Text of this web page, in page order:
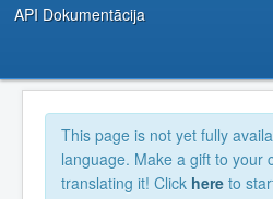
API Dokumentācija
This page is not yet fully
language. Make a gift to your
translating it! Click here to